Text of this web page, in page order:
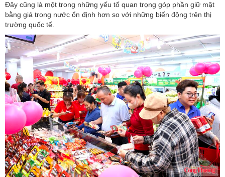
Đây cũng là một trong những yếu tố quan trọng góp phần giữ mặt
bằng giá trong nước ổn định hơn so với những biến động trên thị
trường quốc tế.